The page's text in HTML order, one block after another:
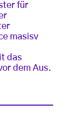
für
masisv
das
dem Aus.